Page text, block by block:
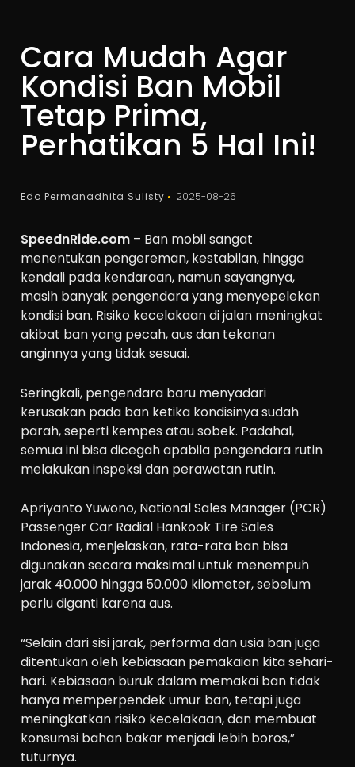
Cara Mudah Agar
Kondisi Ban Mobil
Tetap Prima,
Perhatikan 5 Hal Ini!
Edo Permanadhita Sulisty 2025-08-26
SpeednRide.com – Ban mobil sangat
menentukan pengereman, kestabilan, hingga
kendali pada kendaraan, namun sayangnya,
masih banyak pengendara yang menyepelekan
kondisi ban. Risiko kecelakaan di jalan meningkat
akibat ban yang pecah, aus dan tekanan
anginnya yang tidak sesuai.
Seringkali, pengendara baru menyadari
kerusakan pada ban ketika kondisinya sudah
parah, seperti kempes atau sobek. Padahal,
semua ini bisa dicegah apabila pengendara rutin
melakukan inspeksi dan perawatan rutin.
Apriyanto Yuwono, National Sales Manager (PCR)
Passenger Car Radial Hankook Tire Sales
Indonesia, menjelaskan, rata-rata ban bisa
digunakan secara maksimal untuk menempuh
jarak 40.000 hingga 50.000 kilometer, sebelum
perlu diganti karena aus.
“Selain dari sisi jarak, performa dan usia ban juga
ditentukan oleh kebiasaan pemakaian kita sehari-
hari. Kebiasaan buruk dalam memakai ban tidak
hanya memperpendek umur ban, tetapi juga
meningkatkan risiko kecelakaan, dan membuat
konsumsi bahan bakar menjadi lebih boros,”
tuturnya.